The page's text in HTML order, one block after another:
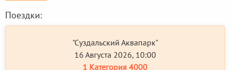
Поездки:
"Суздальский Аквапарк"
16 Августа 2026, 10:00
1 Категория 4000